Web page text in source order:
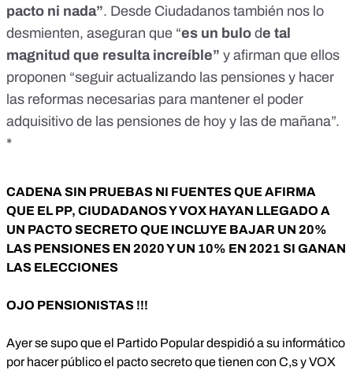
pacto ni nada”. Desde Ciudadanos también nos lo
desmienten, aseguran que “es un bulo de tal
magnitud que resulta increíble” y afirman que ellos
proponen “seguir actualizando las pensiones y hacer
las reformas necesarias para mantener el poder
adquisitivo de las pensiones de hoy y las de mañana”.
*
CADENA SIN PRUEBAS NI FUENTES QUE AFIRMA
QUE EL PP, CIUDADANOS Y VOX HAYAN LLEGADO A
UN PACTO SECRETO QUE INCLUYE BAJAR UN 20%
LAS PENSIONES EN 2020 Y UN 10% EN 2021 SI GANAN
LAS ELECCIONES
OJO PENSIONISTAS !!!
Ayer se supo que el Partido Popular despidió a su informático
por hacer público el pacto secreto que tienen con C,s y VOX